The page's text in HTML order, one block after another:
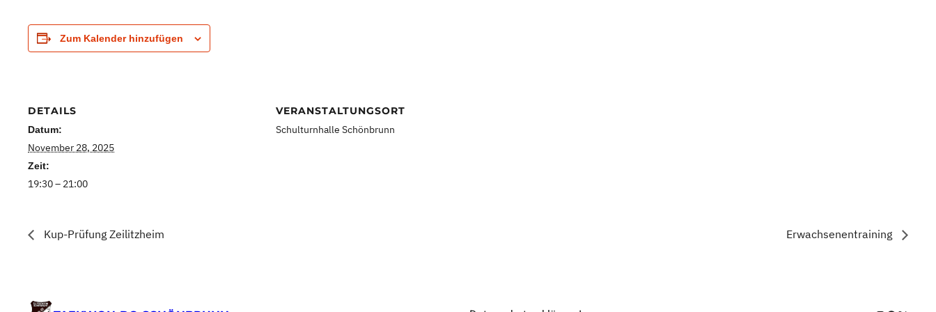
Zum Kalender hinzufügen
DETAILS
Datum:
November 28, 2025
Zeit:
19:30 – 21:00
VERANSTALTUNGSORT
Schulturnhalle Schönbrunn
Kup-Prüfung Zeilitzheim Erwachsenentraining